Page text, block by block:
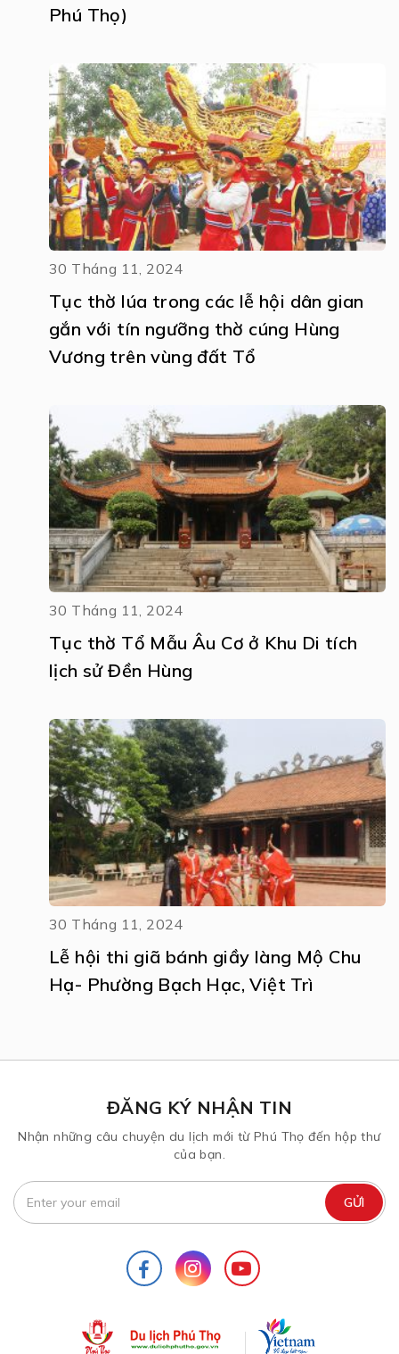
Phú Thọ)
30 Tháng 11, 2024
Tục thờ lúa trong các lễ hội dân gian
gắn với tín ngưỡng thờ cúng Hùng
Vương trên vùng đất Tổ
30 Tháng 11, 2024
Tục thờ Tổ Mẫu Âu Cơ ở Khu Di tích
lịch sử Đền Hùng
30 Tháng 11, 2024
Lễ hội thi giã bánh giầy làng Mộ Chu
Hạ- Phường Bạch Hạc, Việt Trì
ĐĂNG KÝ NHẬN TIN
Nhận những câu chuyện du lịch mới từ Phú Thọ đến hộp thư
của bạn.